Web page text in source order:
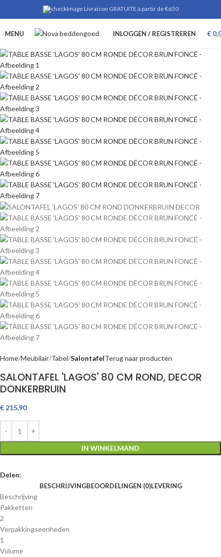
Livraison GRATUITE à partir de €650
MENU INLOGGEN / REGISTREREN €
Home Meubilair Tabel SalontafelTerug naar producten
SALONTAFEL 'LAGOS' 80 CM ROND, DECOR
DONKERBRUIN
€ 215,90
IN WINKELMAND
Delen:
BESCHRIJVINGBEOORDELINGEN (0)LEVERING
Beschrijving
Pakketten
2
Verpakkingseenheden
1
Volume